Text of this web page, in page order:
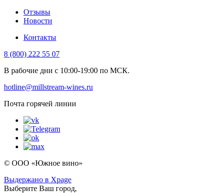
Отзывы
Новости
Контакты
8 (800) 222 55 07
В рабочие дни с 10:00-19:00 по МСК.
hotline@millstream-wines.ru
Почта горячей линии
© ООО «Южное вино»
Выдержано в Xpage
Выберите Ваш город,